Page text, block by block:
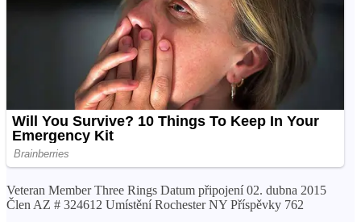
Veteran Member Three Rings Datum připojení 02. dubna 2015
Člen AZ # 324612 Umístění Rochester NY Příspěvky 762